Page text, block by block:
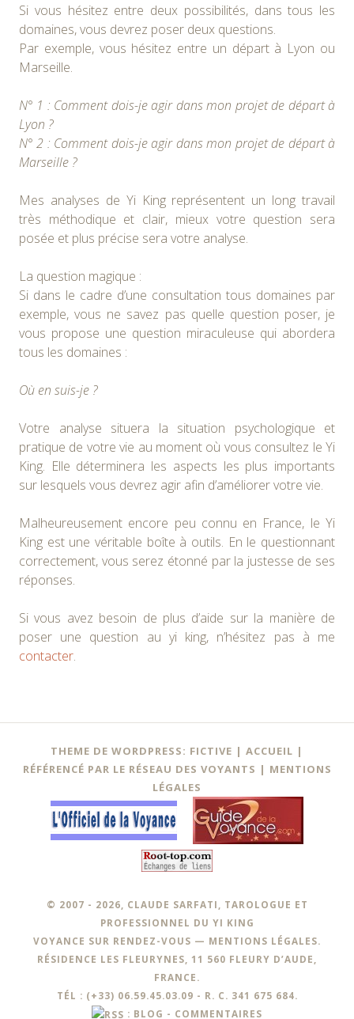
Si vous hésitez entre deux possibilités, dans tous les
domaines, vous devrez poser deux questions.
Par exemple, vous hésitez entre un départ à Lyon ou
Marseille.
N° 1 : Comment dois-je agir dans mon projet de départ à
Lyon ?
N° 2 : Comment dois-je agir dans mon projet de départ à
Marseille ?
Mes analyses de Yi King représentent un long travail
très méthodique et clair, mieux votre question sera
posée et plus précise sera votre analyse.
La question magique :
Si dans le cadre d’une consultation tous domaines par
exemple, vous ne savez pas quelle question poser, je
vous propose une question miraculeuse qui abordera
tous les domaines :
Où en suis-je ?
Votre analyse situera la situation psychologique et
pratique de votre vie au moment où vous consultez le Yi
King. Elle déterminera les aspects les plus importants
sur lesquels vous devrez agir afin d’améliorer votre vie.
Malheureusement encore peu connu en France, le Yi
King est une véritable boîte à outils. En le questionnant
correctement, vous serez étonné par la justesse de ses
réponses.
Si vous avez besoin de plus d’aide sur la manière de
poser une question au yi king, n’hésitez pas à me
contacter.
THEME DE WORDPRESS: FICTIVE | ACCUEIL |
RÉFÉRENCÉ PAR LE RÉSEAU DES VOYANTS | MENTIONS
LÉGALES
© 2007 - 2026, CLAUDE SARFATI, TAROLOGUE ET
PROFESSIONNEL DU YI KING
VOYANCE SUR RENDEZ-VOUS — MENTIONS LÉGALES.
RÉSIDENCE LES FLEURYNES, 11 560 FLEURY D’AUDE,
FRANCE.
TÉL : (+33) 06.59.45.03.09 - R. C. 341 675 684.
: BLOG - COMMENTAIRES